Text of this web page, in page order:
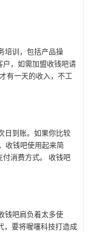
培训，包括产品操
，如需加盟收钱吧请
有一天的收入，不工
日到账。如果你比较
收钱吧使用起来简
消费方式。 收钱吧
钱吧肩负着太多使
，要将喔噻科技打造成